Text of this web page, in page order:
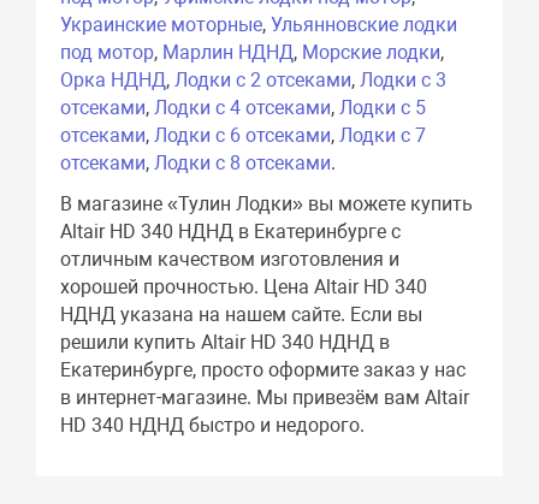
Украинские моторные,Ульянновские лодки
под мотор, Марлин НДНД, Морские лодки,
Орка НДНД,Лодки с 2 отсеками,Лодки с 3
отсеками,Лодки с 4 отсеками,Лодки с 5
отсеками,Лодки с 6 отсеками,Лодки с 7
отсеками,Лодки с 8 отсеками.
В магазине «Тулин Лодки» вы можете купить
Altair HD 340 НДНД в Екатеринбурге с
отличным качеством изготовления и
хорошей прочностью. Цена Altair HD 340
НДНД указана на нашем сайте. Если вы
решили купить Altair HD 340 НДНД в
Екатеринбурге, просто оформите заказ у нас
в интернет-магазине. Мы привезём вам Altair
HD 340 НДНД быстро и недорого.